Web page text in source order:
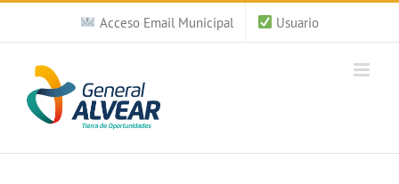
Saltar
contenido
Acceso Email Municipal Usuario